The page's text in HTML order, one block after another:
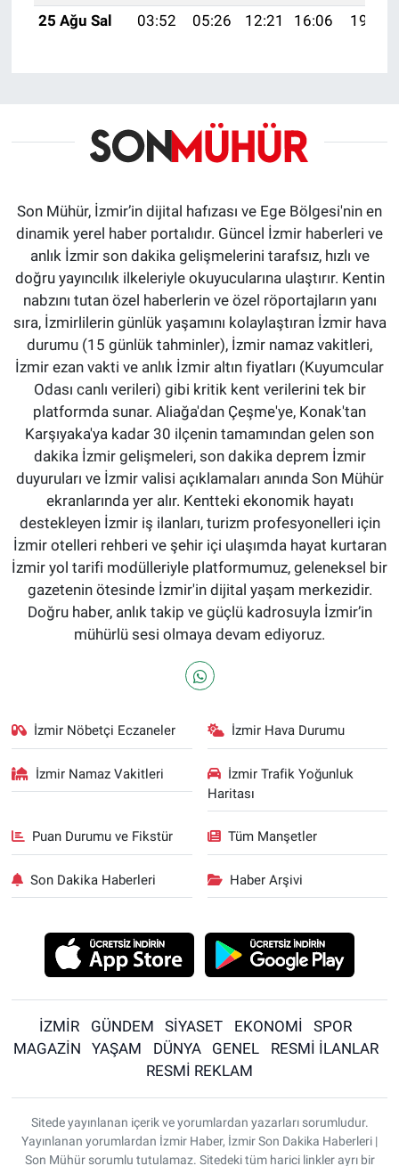
25 Ağu Sal
03:52 05:26 12:21 16:06 19:07
Son Mühür, İzmir’in dijital hafızası ve Ege Bölgesi'nin en
dinamik yerel haber portalıdır. Güncel İzmir haberleri ve
anlık İzmir son dakika gelişmelerini tarafsız, hızlı ve
doğru yayıncılık ilkeleriyle okuyucularına ulaştırır. Kentin
nabzını tutan özel haberlerin ve özel röportajların yanı
sıra, İzmirlilerin günlük yaşamını kolaylaştıran İzmir hava
durumu (15 günlük tahminler), İzmir namaz vakitleri,
İzmir ezan vakti ve anlık İzmir altın fiyatları (Kuyumcular
Odası canlı verileri) gibi kritik kent verilerini tek bir
platformda sunar. Aliağa'dan Çeşme'ye, Konak'tan
Karşıyaka'ya kadar 30 ilçenin tamamından gelen son
dakika İzmir gelişmeleri, son dakika deprem İzmir
duyuruları ve İzmir valisi açıklamaları anında Son Mühür
ekranlarında yer alır. Kentteki ekonomik hayatı
destekleyen İzmir iş ilanları, turizm profesyonelleri için
İzmir otelleri rehberi ve şehir içi ulaşımda hayat kurtaran
İzmir yol tarifi modülleriyle platformumuz, geleneksel bir
gazetenin ötesinde İzmir'in dijital yaşam merkezidir.
Doğru haber, anlık takip ve güçlü kadrosuyla İzmir’in
mühürlü sesi olmaya devam ediyoruz.
İzmir Nöbetçi Eczaneler İzmir Hava Durumu
İzmir Namaz Vakitleri
İzmir Trafik Yoğunluk
Haritası
Puan Durumu ve Fikstür Tüm Manşetler
Son Dakika Haberleri Haber Arşivi
İZMİR GÜNDEM SİYASET EKONOMİ
SPOR
MAGAZİN
YAŞAM DÜNYA GENEL
RESMİ İLANLAR
RESMİ REKLAM
Sitede yayınlanan içerik ve yorumlardan yazarları sorumludur.
Yayınlanan yorumlardan İzmir Haber, İzmir Son Dakika Haberleri |
Son Mühür sorumlu tutulamaz. Sitedeki tüm harici linkler ayrı bir